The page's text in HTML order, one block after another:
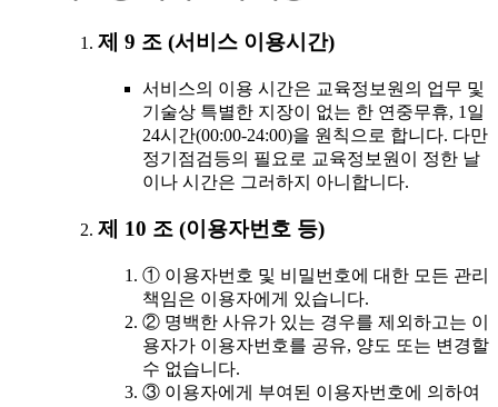
제 9 조 (서비스 이용시간)
서비스의 이용 시간은 교육정보원의 업무 및
기술상 특별한 지장이 없는 한 연중무휴, 1일
24시간(00:00-24:00)을 원칙으로 합니다. 다만
정기점검등의 필요로 교육정보원이 정한 날
이나 시간은 그러하지 아니합니다.
제 10 조 (이용자번호 등)
① 이용자번호 및 비밀번호에 대한 모든 관리
책임은 이용자에게 있습니다.
② 명백한 사유가 있는 경우를 제외하고는 이
용자가 이용자번호를 공유, 양도 또는 변경할
수 없습니다.
③ 이용자에게 부여된 이용자번호에 의하여